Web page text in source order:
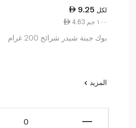
9.25 لكل
4.63 ١٠٠ جم
بوك جبنة شيدر شرائح 200 غرام
المزيد
0